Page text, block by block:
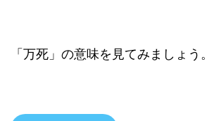
「万死」の意味を見てみましょう。